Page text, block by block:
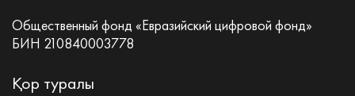
Общественный фонд «Евразийский цифровой фонд»
БИН 210840003778
Қор туралы